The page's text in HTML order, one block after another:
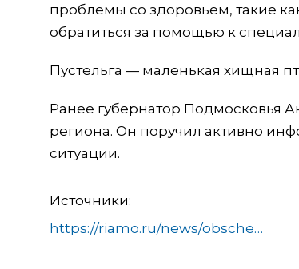
проблемы со здоровьем, такие
обратиться за помощью к
Пустельга — маленькая хищная
Ранее губернатор Подмосковья
региона. Он поручил активно
ситуации.
Источники:
https://riamo.ru/news/obschestvo/veterinary-podmoskovja-spasli-najdennuju-v-gorode-dikuju-pustelgu/